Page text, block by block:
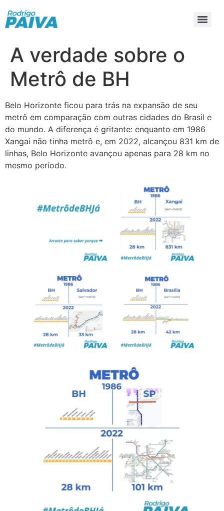
A verdade sobre o
Metrô de BH
Belo Horizonte ficou para trás na expansão de seu
metrô em comparação com outras cidades do Brasil e
do mundo. A diferença é gritante: enquanto em 1986
Xangai não tinha metrô e, em 2022, alcançou 831 km de
linhas, Belo Horizonte avançou apenas para 28 km no
mesmo período.